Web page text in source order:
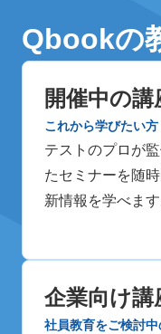
Qbookの
開催中の講
これから学びたい
テストのプロが
たセミナーを随
新情報を学べます
企業向け講
社員教育をご検討中